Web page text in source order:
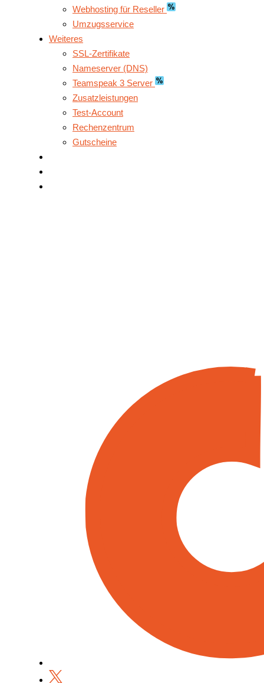
Webhosting für Reseller
Umzugsservice
Weiteres
SSL-Zertifikate
Nameserver (DNS)
Teamspeak 3 Server
Zusatzleistungen
Test-Account
Rechenzentrum
Gutscheine